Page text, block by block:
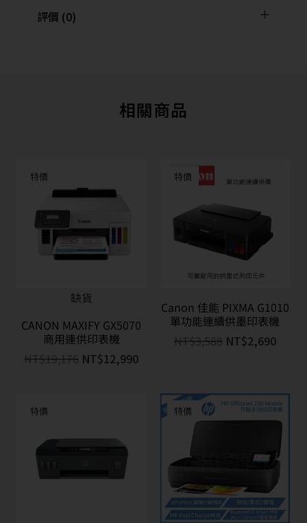
評價 (0)
相關商品
特價
缺貨
CANON MAXIFY GX5070
商用連供印表機
NT$ 19,176 NT$12,990
特價
Canon 佳能 PIXMA G1010
單功能連續供墨印表機
NT$3,588 NT$2,690
特價 特價